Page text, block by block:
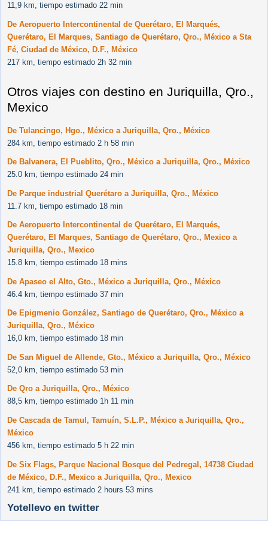
11,9 km, tiempo estimado 22 min
De Aeropuerto Intercontinental de Querétaro, El Marqués,
Querétaro, El Marques, Santiago de Querétaro, Qro., México a Sta
Fé, Ciudad de México, D.F., México
217 km, tiempo estimado 2h 32 min
Otros viajes con destino en Juriquilla, Qro.,
Mexico
De Tulancingo, Hgo., México a Juriquilla, Qro., México
284 km, tiempo estimado 2 h 58 min
De Balvanera, El Pueblito, Qro., México a Juriquilla, Qro., México
25.0 km, tiempo estimado 24 min
De Parque industrial Querétaro a Juriquilla, Qro., México
11.7 km, tiempo estimado 18 min
De Aeropuerto Intercontinental de Querétaro, El Marqués,
Querétaro, El Marques, Santiago de Querétaro, Qro., Mexico a
Juriquilla, Qro., Mexico
15.8 km, tiempo estimado 18 mins
De Apaseo el Alto, Gto., México a Juriquilla, Qro., México
46.4 km, tiempo estimado 37 min
De Epigmenio González, Santiago de Querétaro, Qro., México a
Juriquilla, Qro., México
16,0 km, tiempo estimado 18 min
De San Miguel de Allende, Gto., México a Juriquilla, Qro., México
52,0 km, tiempo estimado 53 min
De Qro a Juriquilla, Qro., México
88,5 km, tiempo estimado 1h 11 min
De Cascada de Tamul, Tamuín, S.L.P., México a Juriquilla, Qro.,
México
456 km, tiempo estimado 5 h 22 min
De Six Flags, Parque Nacional Bosque del Pedregal, 14738 Ciudad
de México, D.F., Mexico a Juriquilla, Qro., Mexico
241 km, tiempo estimado 2 hours 53 mins
Yotellevo en twitter